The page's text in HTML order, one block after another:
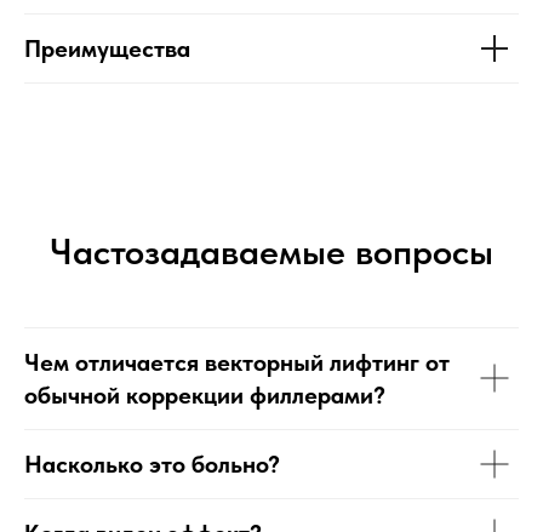
Преимущества
Частозадаваемые вопросы
Чем отличается векторный лифтинг от
обычной коррекции филлерами?
Насколько это больно?